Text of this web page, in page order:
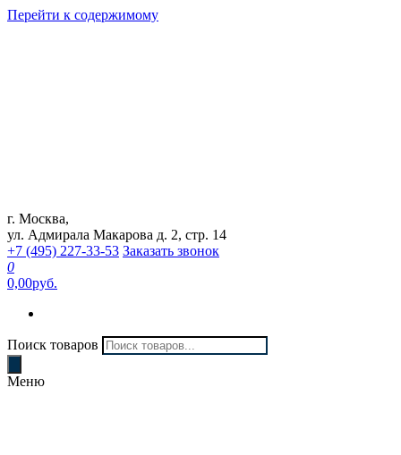
Перейти к содержимому
Интернет магазин "Can Auto"
г. Москва,
ул. Адмирала Макарова д. 2, стр. 14
+7 (495) 227-33-53 Заказать звонок
0
0,00руб.
Поиск товаров
Меню